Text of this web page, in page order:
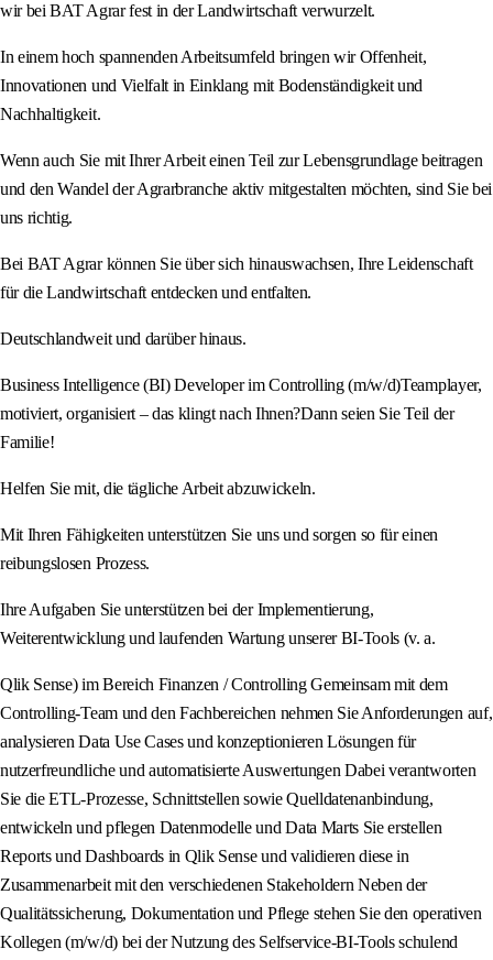
wir bei BAT Agrar fest in der Landwirtschaft verwurzelt.
In einem hoch spannenden Arbeitsumfeld bringen wir Offenheit,
Innovationen und Vielfalt in Einklang mit Bodenständigkeit und
Nachhaltigkeit.
Wenn auch Sie mit Ihrer Arbeit einen Teil zur Lebensgrundlage beitragen
und den Wandel der Agrarbranche aktiv mitgestalten möchten, sind Sie bei
uns richtig.
Bei BAT Agrar können Sie über sich hinauswachsen, Ihre Leidenschaft
für die Landwirtschaft entdecken und entfalten.
Deutschlandweit und darüber hinaus.
Business Intelligence (BI) Developer im Controlling (m/w/d)Teamplayer,
motiviert, organisiert – das klingt nach Ihnen?Dann seien Sie Teil der
Familie!
Helfen Sie mit, die tägliche Arbeit abzuwickeln.
Mit Ihren Fähigkeiten unterstützen Sie uns und sorgen so für einen
reibungslosen Prozess.
Ihre Aufgaben Sie unterstützen bei der Implementierung,
Weiterentwicklung und laufenden Wartung unserer BI-Tools (v. a.
Qlik Sense) im Bereich Finanzen / Controlling Gemeinsam mit dem
Controlling-Team und den Fachbereichen nehmen Sie Anforderungen auf,
analysieren Data Use Cases und konzeptionieren Lösungen für
nutzerfreundliche und automatisierte Auswertungen Dabei verantworten
Sie die ETL-Prozesse, Schnittstellen sowie Quelldatenanbindung,
entwickeln und pflegen Datenmodelle und Data Marts Sie erstellen
Reports und Dashboards in Qlik Sense und validieren diese in
Zusammenarbeit mit den verschiedenen Stakeholdern Neben der
Qualitätssicherung, Dokumentation und Pflege stehen Sie den operativen
Kollegen (m/w/d) bei der Nutzung des Selfservice-BI-Tools schulend